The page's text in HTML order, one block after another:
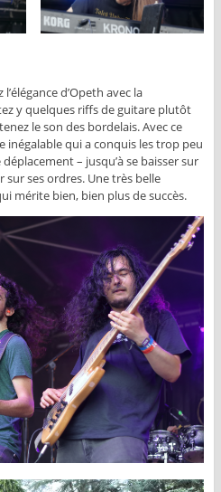
d’Opeth avec la
y quelques riffs de guitare plutôt
le son des bordelais. Avec ce
inégalable qui a conquis les trop peu
– jusqu’à se baisser sur
ses ordres. Une très belle
mérite bien, bien plus de succès.